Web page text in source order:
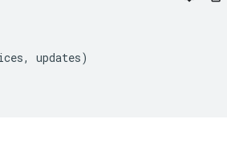
, updates)